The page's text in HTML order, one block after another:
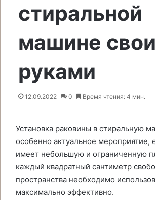
стиральной
машине
руками
12.09.2022 0 Время чтения: 4 мин.
Установка раковины в стиральную
особенно актуальное мероприятие,
имеет небольшую и ограниченную
каждый квадратный сантиметр
пространства необходимо
максимально эффективно.